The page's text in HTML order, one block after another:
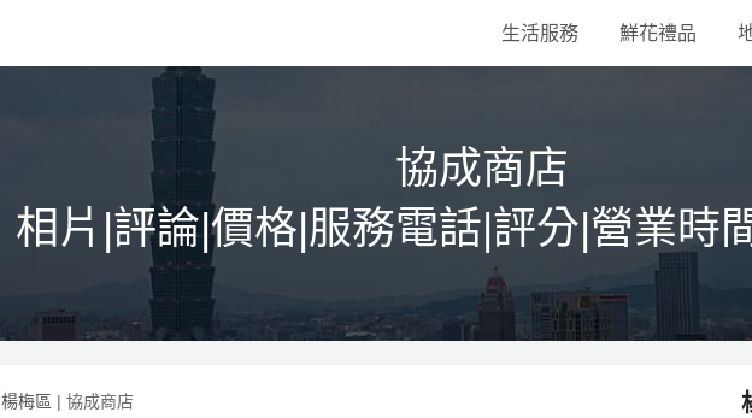
生活服務 鮮花禮品
協成商店
相片|評論|價格|服務電話|評分|營業時
楊梅區 | 協成商店